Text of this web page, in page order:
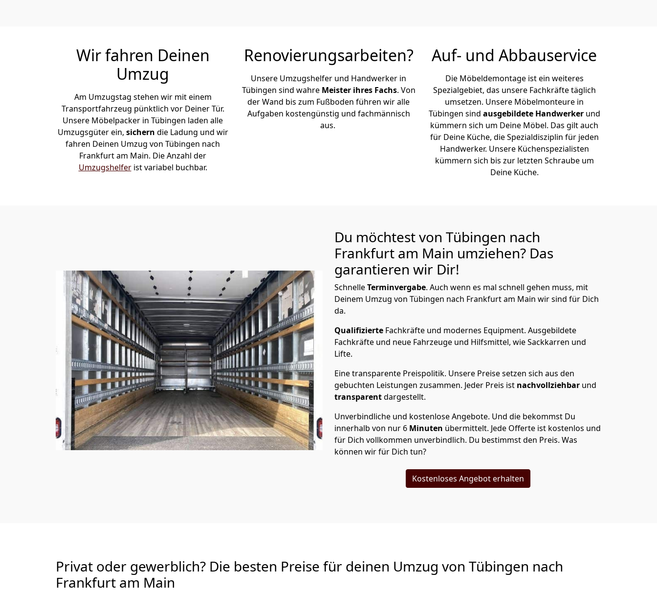
Wir fahren Deinen
Umzug
Am Umzugstag stehen wir mit einem
Transportfahrzeug pünktlich vor Deiner Tür.
Unsere Möbelpacker in Tübingen laden alle
Umzugsgüter ein, sichern die Ladung und wir
fahren Deinen Umzug von Tübingen nach
Frankfurt am Main. Die Anzahl der
Umzugshelferist variabel buchbar.
Renovierungsarbeiten?
Unsere Umzugshelfer und Handwerker in
Tübingen sind wahre Meister ihres Fachs. Von
der Wand bis zum Fußboden führen wir alle
Aufgaben kostengünstig und fachmännisch
aus.
Auf- und Abbauservice
Die Möbeldemontage ist ein weiteres
Spezialgebiet, das unsere Fachkräfte täglich
umsetzen. Unsere Möbelmonteure in
Tübingen sind ausgebildete Handwerker und
kümmern sich um Deine Möbel. Das gilt auch
für Deine Küche, die Spezialdisziplin für jeden
Handwerker. Unsere Küchenspezialisten
kümmern sich bis zur letzten Schraube um
Deine Küche.
Du möchtest von Tübingen nach
Frankfurt am Main umziehen? Das
garantieren wir Dir!
SchnelleTerminvergabe. Auch wenn es mal schnell gehen muss, mit
Deinem Umzug von Tübingen nach Frankfurt am Main wir sind für Dich
da.
Qualifizierte Fachkräfte und modernes Equipment. Ausgebildete
Fachkräfte und neue Fahrzeuge und Hilfsmittel, wie Sackkarren und
Lifte.
Eine transparente Preispolitik. Unsere Preise setzen sich aus den
gebuchten Leistungen zusammen. Jeder Preis ist nachvollziehbar und
transparentdargestellt.
Unverbindliche und kostenlose Angebote. Und die bekommst Du
innerhalb von nur 6 Minuten übermittelt. Jede Offerte ist kostenlos und
für Dich vollkommen unverbindlich. Du bestimmst den Preis. Was
können wir für Dich tun?
Kostenloses Angebot erhalten
Privat oder gewerblich? Die besten Preise für deinen Umzug von Tübingen nach
Frankfurt am Main